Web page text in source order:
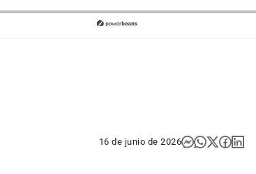
16 de junio de 2026